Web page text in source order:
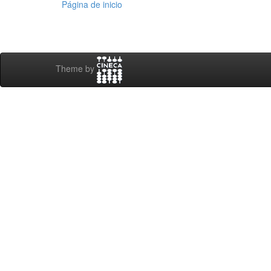
Página de inicio
Theme by